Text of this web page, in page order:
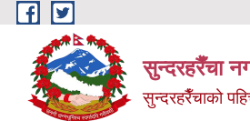
Skip to main content
सुन्दरहरैँचा
सुन्दरहरैँचाको